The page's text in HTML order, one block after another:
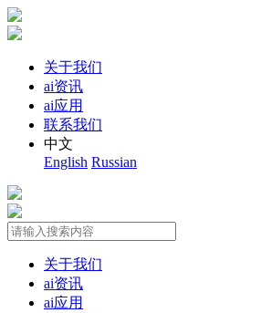
关于我们
ai资讯
ai应用
联系我们
中文
English Russian
关于我们
ai资讯
ai应用